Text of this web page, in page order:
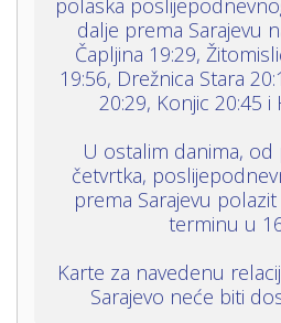
polaska
dalje prema Sarajevu
Čapljina 19:29,
19:56, Drežnica Stara
20:29, Konjic 20:45 i
U ostalim danima,
četvrtka,
prema Sarajevu
terminu u
Karte za navedenu
Sarajevo neće biti